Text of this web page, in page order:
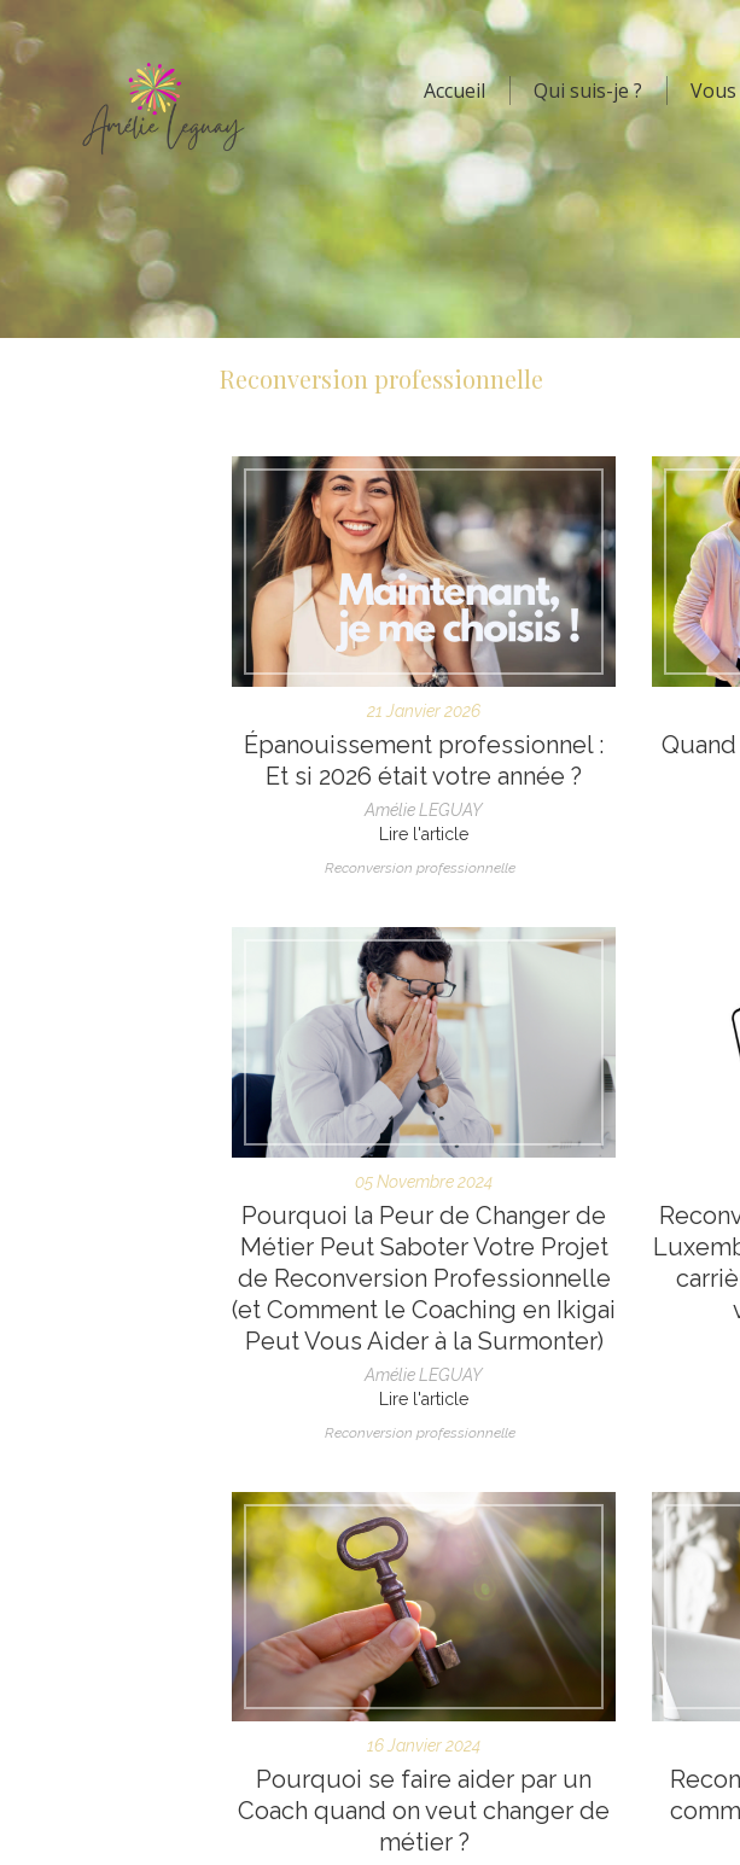
Accueil Qui suis-je ?
Reconversion professionnelle
21 Janvier 2026
Épanouissement professionnel :
Et si 2026 était votre année ?
Amélie LEGUAY
Lire l'article
Reconversion professionnelle
05 Novembre 2024
Pourquoi la Peur de Changer de
Métier Peut Saboter Votre Projet
de Reconversion Professionnelle
(et Comment le Coaching en Ikigai
Peut Vous Aider à la Surmonter)
Amélie LEGUAY
Lire l'article
Reconversion professionnelle
16 Janvier 2024
Pourquoi se faire aider par un
Coach quand on veut changer de
métier ?